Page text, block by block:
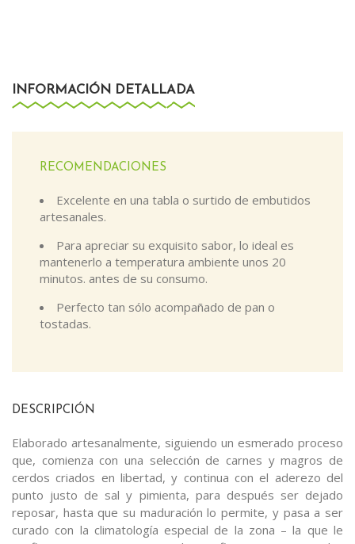
INFORMACIÓN DETALLADA
RECOMENDACIONES
Excelente en una tabla o surtido de embutidos
artesanales.
Para apreciar su exquisito sabor, lo ideal es
mantenerlo a temperatura ambiente unos 20
minutos. antes de su consumo.
Perfecto tan sólo acompañado de pan o
tostadas.
DESCRIPCIÓN
Elaborado artesanalmente, siguiendo un esmerado proceso
que, comienza con una selección de carnes y magros de
cerdos criados en libertad, y continua con el aderezo del
punto justo de sal y pimienta, para después ser dejado
reposar, hasta que su maduración lo permite, y pasa a ser
curado con la climatología especial de la zona – la que le